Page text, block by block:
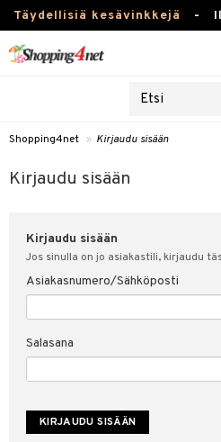
Täydellisiä kesävinkkejä -
Piilolinssit
Luontaistuotteet
Fitness
Koti & Sisustus
Lelut, Lapsi & Vauva
Tuotemerkkejä
Shopping4net » Kirjaudu sisään
Kirjaudu sisään
Kirjaudu sisään
Jos sinulla on jo asiakastili, kirjaudu
Asiakasnumero/Sähköposti
Salasana
sisään
& vastauksia
myyntiehdot
suojaus